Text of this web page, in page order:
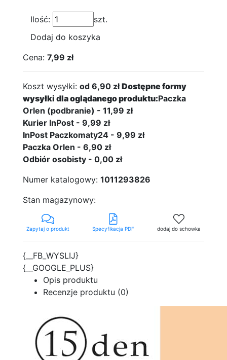
Ilość:
szt.
Dodaj do koszyka
Cena: 7,99 zł
Koszt wysyłki: od 6,90 złDostępne formy
wysyłki dla oglądanego produktu:Paczka
Orlen (podbranie) - 11,99 zł
Kurier InPost - 9,99 zł
InPost Paczkomaty24 - 9,99 zł
Paczka Orlen - 6,90 zł
Odbiór osobisty - 0,00 zł
Numer katalogowy: 1011293826
Stan magazynowy:
Zapytaj o produkt Specyfikacja PDF dodaj do schowka
{__FB_WYSLIJ}
{__GOOGLE_PLUS}
Opis produktu
Recenzje produktu (0)